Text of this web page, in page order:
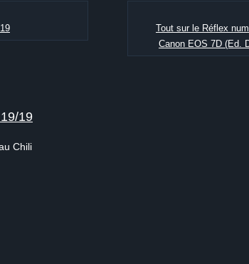
Tout sur le Réflex
Canon EOS 7D (Ed.
19